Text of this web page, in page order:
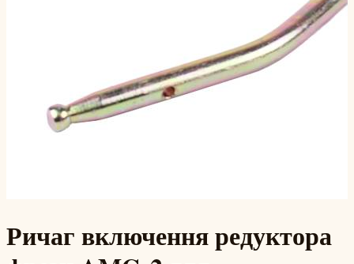
Ричаг включення редуктора